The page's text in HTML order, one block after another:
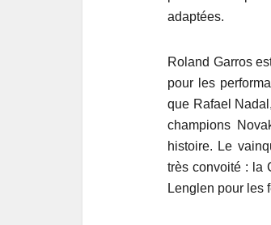
adaptées.
Roland Garros
pour les
que Rafael
champions
histoire. Le
très convoité : la
Lenglen pour les